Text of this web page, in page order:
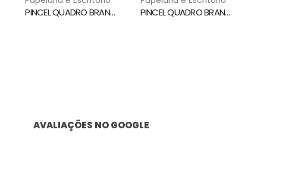
PINCEL QUADRO BRANCO WBM7 VERMELHO PILOT PINCEL QUADRO BRANCO WBMA RECARREGAVEL LARANJA PILOT
AVALIAÇÕES NO GOOGLE